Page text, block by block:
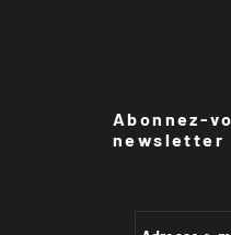
Abonnez-
newsletter